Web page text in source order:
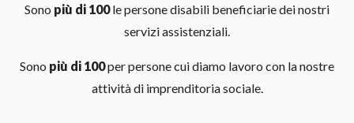
Sono più di 100le persone disabili beneficiarie dei nostri
servizi assistenziali.
Sono più di 100per persone cui diamo lavoro con la nostre
attività di imprenditoria sociale.